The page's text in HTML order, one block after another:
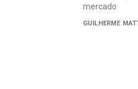
mercado
GUILHERME